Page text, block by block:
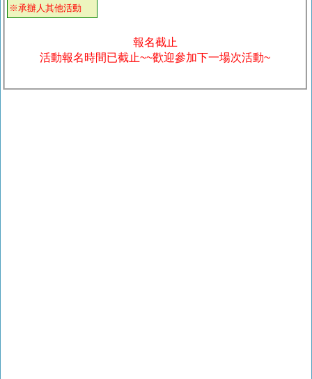
※承辦人其他活動
報名截止
活動報名時間已截止~~歡迎參加下一場次活動~